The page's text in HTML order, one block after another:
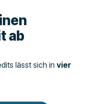
ab
lässt sich invier